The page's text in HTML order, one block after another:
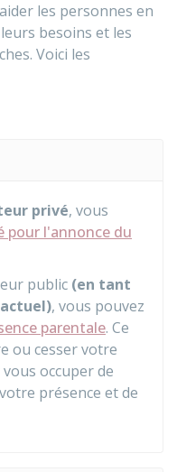
les personnes en
besoins et les
Voici les
privé, vous
pour l'annonce du
public (en tant
, vous pouvez
parentale. Ce
ou cesser votre
occuper de
présence et de